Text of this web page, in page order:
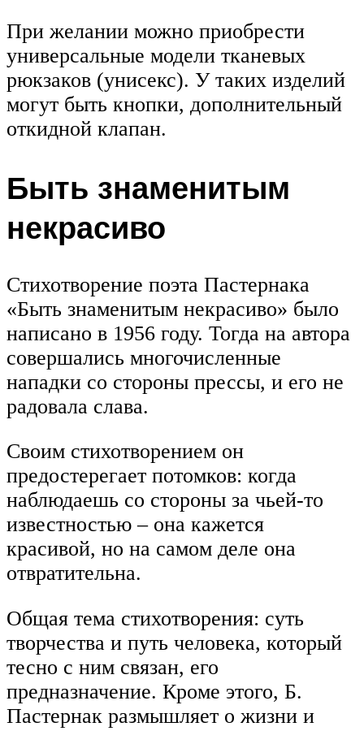
При желании можно приобрести
универсальные модели тканевых
рюкзаков (унисекс). У таких изделий
могут быть кнопки, дополнительный
откидной клапан.
Быть знаменитым
некрасиво
Стихотворение поэта Пастернака
«Быть знаменитым некрасиво» было
написано в 1956 году. Тогда на автора
совершались многочисленные
нападки со стороны прессы, и его не
радовала слава.
Своим стихотворением он
предостерегает потомков: когда
наблюдаешь со стороны за чьей-то
известностью – она кажется
красивой, но на самом деле она
отвратительна.
Общая тема стихотворения: суть
творчества и путь человека, который
тесно с ним связан, его
предназначение. Кроме этого, Б.
Пастернак размышляет о жизни и